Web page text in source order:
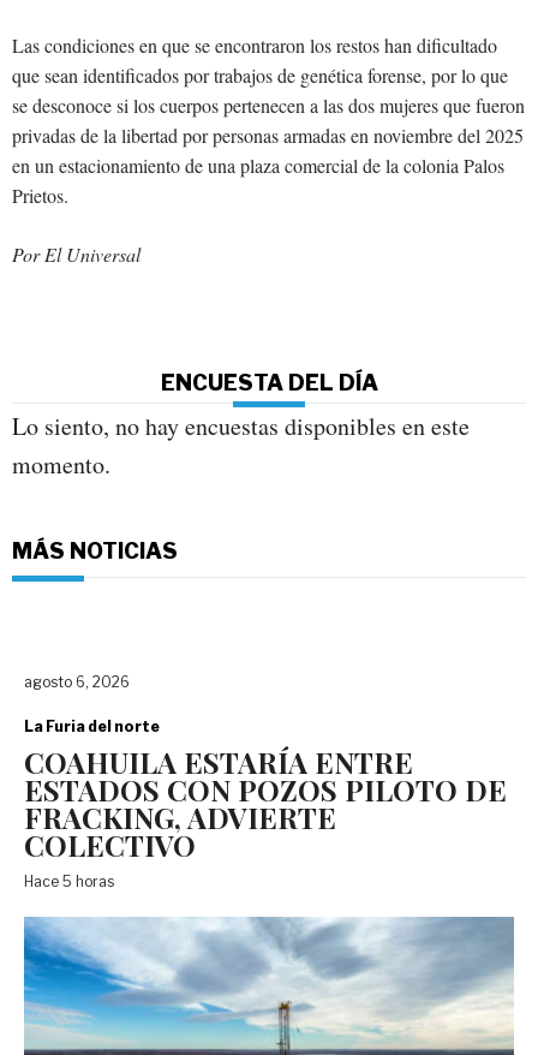
Las condiciones en que se encontraron los restos han dificultado
que sean identificados por trabajos de genética forense, por lo que
se desconoce si los cuerpos pertenecen a las dos mujeres que fueron
privadas de la libertad por personas armadas en noviembre del 2025
en un estacionamiento de una plaza comercial de la colonia Palos
Prietos.
Por El Universal
ENCUESTA DEL DÍA
Lo siento, no hay encuestas disponibles en este
momento.
MÁS NOTICIAS
agosto 6, 2026
La Furia del norte
COAHUILA ESTARÍA ENTRE
ESTADOS CON POZOS PILOTO DE
FRACKING, ADVIERTE
COLECTIVO
Hace 5 horas